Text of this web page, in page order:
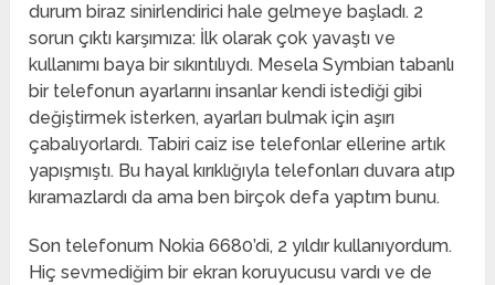
durum biraz sinirlendirici hale gelmeye başladı. 2
sorun çıktı karşımıza: İlk olarak çok yavaştı ve
kullanımı baya bir sıkıntılıydı. Mesela Symbian tabanlı
bir telefonun ayarlarını insanlar kendi istediği gibi
değiştirmek isterken, ayarları bulmak için aşırı
çabalıyorlardı. Tabiri caiz ise telefonlar ellerine artık
yapışmıştı. Bu hayal kırıklığıyla telefonları duvara atıp
kıramazlardı da ama ben birçok defa yaptım bunu.
Son telefonum Nokia 6680’di, 2 yıldır kullanıyordum.
Hiç sevmediğim bir ekran koruyucusu vardı ve de